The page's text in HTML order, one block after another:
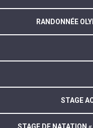
RANDONNÉE
STAGE